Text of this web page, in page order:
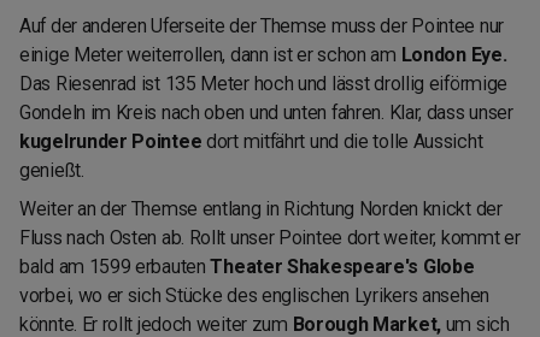
Auf der anderen Uferseite der Themse muss der Pointee nur
einige Meter weiterrollen, dann ist er schon am London Eye.
Das Riesenrad ist 135 Meter hoch und lässt drollig eiförmige
Gondeln im Kreis nach oben und unten fahren. Klar, dass unser
kugelrunder Pointee dort mitfährt und die tolle Aussicht
genießt.
Weiter an der Themse entlang in Richtung Norden knickt der
Fluss nach Osten ab. Rollt unser Pointee dort weiter, kommt er
bald am 1599 erbautenTheater Shakespeare's Globe
vorbei, wo er sich Stücke des englischen Lyrikers ansehen
könnte. Er rollt jedoch weiter zum Borough Market, um sich